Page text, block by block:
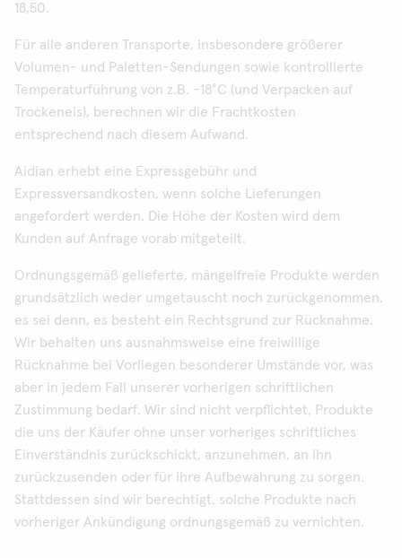
18,50.
Für alle anderen Transporte, insbesondere größerer
Volumen- und Paletten-Sendungen sowie kontrollierte
Temperaturführung von z.B. -18°C (und Verpacken auf
Trockeneis), berechnen wir die Frachtkosten
entsprechend nach diesem Aufwand.
Aidian erhebt eine Expressgebühr und
Expressversandkosten, wenn solche Lieferungen
angefordert werden. Die Höhe der Kosten wird dem
Kunden auf Anfrage vorab mitgeteilt.
Ordnungsgemäß gelieferte, mängelfreie Produkte werden
grundsätzlich weder umgetauscht noch zurückgenommen,
es sei denn, es besteht ein Rechtsgrund zur Rücknahme.
Wir behalten uns ausnahmsweise eine freiwillige
Rücknahme bei Vorliegen besonderer Umstände vor, was
aber in jedem Fall unserer vorherigen schriftlichen
Zustimmung bedarf. Wir sind nicht verpflichtet, Produkte
die uns der Käufer ohne unser vorheriges schriftliches
Einverständnis zurückschickt, anzunehmen, an ihn
zurückzusenden oder für ihre Aufbewahrung zu sorgen.
Stattdessen sind wir berechtigt, solche Produkte nach
vorheriger Ankündigung ordnungsgemäß zu vernichten.